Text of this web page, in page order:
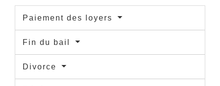
Paiement des loyers
Fin du bail
Divorce